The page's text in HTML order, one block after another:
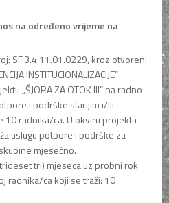
na određeno vrijeme na
SF.3.4.11.01.0229, kroz otvoreni
INSTITUCIONALIZACIJE”
„ŠJORA ZA OTOK III” na radno
i podrške starijim i/ili
10 radnika/ca. U okviru projekta
uslugu potpore i podrške za
mjesečno.
tri) mjeseca uz probni rok
radnika/ca koji se traži: 10